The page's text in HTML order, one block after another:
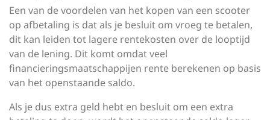
Een van de voordelen van het kopen van een scooter
op afbetaling is dat als je besluit om vroeg te betalen,
dit kan leiden tot lagere rentekosten over de looptijd
van de lening. Dit komt omdat veel
financieringsmaatschappijen rente berekenen op basis
van het openstaande saldo.
Als je dus extra geld hebt en besluit om een ​​extra